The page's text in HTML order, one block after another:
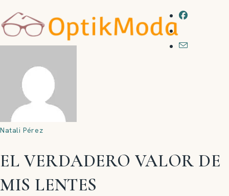
Natali Pérez
EL VERDADERO VALOR DE
MIS LENTES